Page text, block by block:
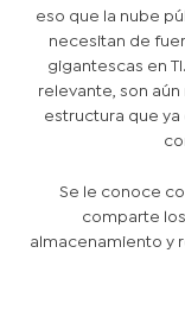
eso que la nube
necesitan de
gigantescas en
relevante, son aún
estructura que ya
Se le conoce
comparte
almacenamiento y